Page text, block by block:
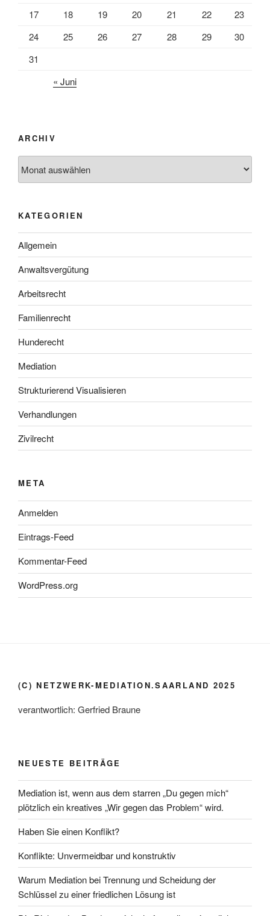
17
18 19 20 21 22
23
24
25 26 27 28 29
30
31
« Juni
ARCHIV
KATEGORIEN
Allgemein
Anwaltsvergütung
Arbeitsrecht
Familienrecht
Hunderecht
Mediation
Strukturierend Visualisieren
Verhandlungen
Zivilrecht
META
Anmelden
Eintrags-Feed
Kommentar-Feed
WordPress.org
(C) NETZWERK-MEDIATION.SAARLAND 2025
verantwortlich: Gerfried Braune
NEUESTE BEITRÄGE
Mediation ist, wenn aus dem starren „Du gegen mich“
plötzlich ein kreatives „Wir gegen das Problem“ wird.
Haben Sie einen Konflikt?
Konflikte: Unvermeidbar und konstruktiv
Warum Mediation bei Trennung und Scheidung der
Schlüssel zu einer friedlichen Lösung ist